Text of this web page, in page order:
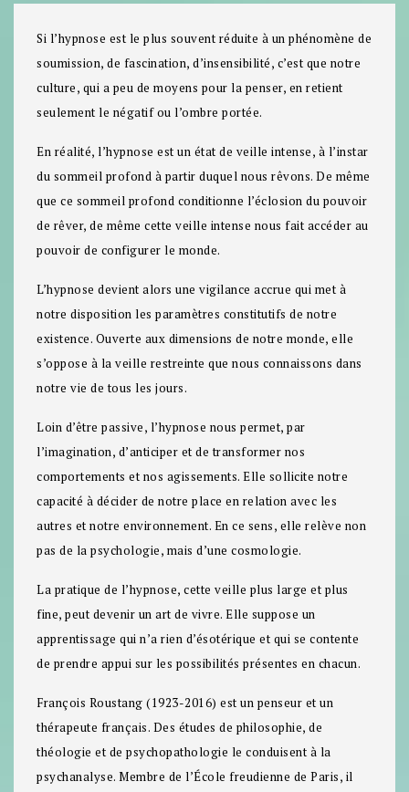
Si l’hypnose est le plus souvent réduite à un phénomène de
soumission, de fascination, d’insensibilité, c’est que notre
culture, qui a peu de moyens pour la penser, en retient
seulement le négatif ou l’ombre portée.
En réalité, l’hypnose est un état de veille intense, à l’instar
du sommeil profond à partir duquel nous rêvons. De même
que ce sommeil profond conditionne l’éclosion du pouvoir
de rêver, de même cette veille intense nous fait accéder au
pouvoir de configurer le monde.
L’hypnose devient alors une vigilance accrue qui met à
notre disposition les paramètres constitutifs de notre
existence. Ouverte aux dimensions de notre monde, elle
s’oppose à la veille restreinte que nous connaissons dans
notre vie de tous les jours.
Loin d’être passive, l’hypnose nous permet, par
l’imagination, d’anticiper et de transformer nos
comportements et nos agissements. Elle sollicite notre
capacité à décider de notre place en relation avec les
autres et notre environnement. En ce sens, elle relève non
pas de la psychologie, mais d’une cosmologie.
La pratique de l’hypnose, cette veille plus large et plus
fine, peut devenir un art de vivre. Elle suppose un
apprentissage qui n’a rien d’ésotérique et qui se contente
de prendre appui sur les possibilités présentes en chacun.
François Roustang (1923-2016) est un penseur et un
thérapeute français. Des études de philosophie, de
théologie et de psychopathologie le conduisent à la
psychanalyse. Membre de l’École freudienne de Paris, il